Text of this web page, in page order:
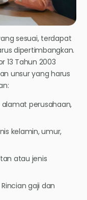
sesuai, terdapat
dipertimbangkan.
13 Tahun 2003
unsur yang harus
alamat perusahaan,
kelamin, umur,
atau jenis
Rincian gaji dan